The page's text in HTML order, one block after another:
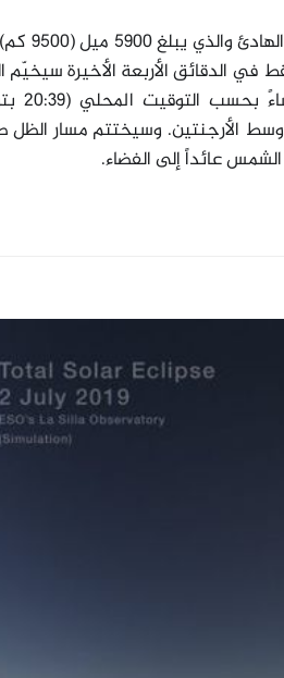
لسوء الحظ، لن يكون هناك أي
وفقط في الدقائق الأربعة الأخيرة سيخيّم
على اليابسة مرة
الأرجنتين. وسيختتم مسار الظل
عائداً إلى الفضاء.